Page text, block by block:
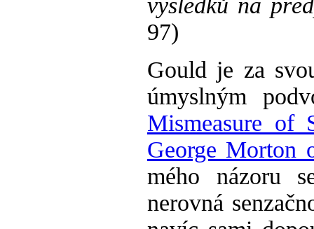
97)
Gould je za
úmyslným
Mismeasure of
George Morton
mého názoru
nerovná